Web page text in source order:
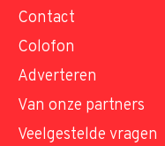
Contact
Colofon
Adverteren
Van onze partners
Veelgestelde vragen